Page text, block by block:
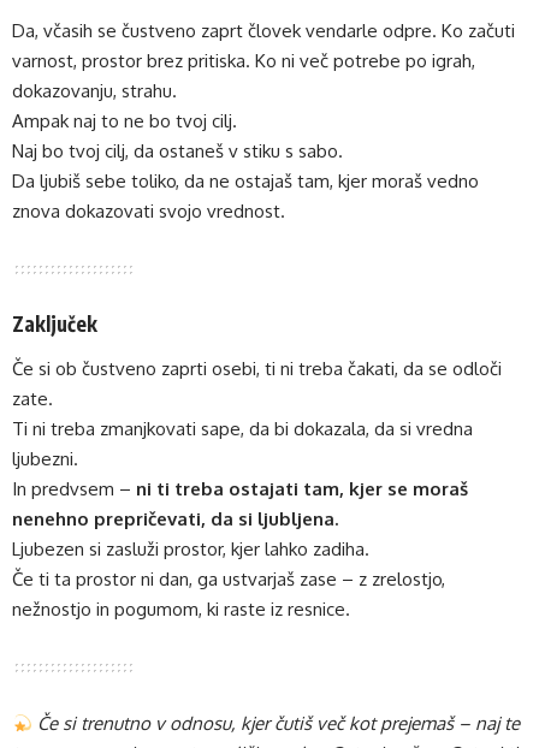
Da, včasih se čustveno zaprt človek vendarle odpre. Ko začuti
varnost, prostor brez pritiska. Ko ni več potrebe po igrah,
dokazovanju, strahu.
Ampak naj to ne bo tvoj cilj.
Naj bo tvoj cilj, da ostaneš v stiku s sabo.
Da ljubiš sebe toliko, da ne ostajaš tam, kjer moraš vedno
znova dokazovati svojo vrednost.
Zaključek
Če si ob čustveno zaprti osebi, ti ni treba čakati, da se odloči
zate.
Ti ni treba zmanjkovati sape, da bi dokazala, da si vredna
ljubezni.
In predvsem – ni ti treba ostajati tam, kjer se moraš
nenehno prepričevati, da si ljubljena.
Ljubezen si zasluži prostor, kjer lahko zadiha.
Če ti ta prostor ni dan, ga ustvarjaš zase – z zrelostjo,
nežnostjo in pogumom, ki raste iz resnice.
Če si trenutno v odnosu, kjer čutiš več kot prejemaš – naj te